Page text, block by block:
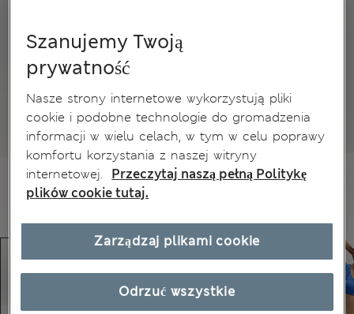
Szanujemy Twoją
prywatność
Nasze strony internetowe wykorzystują pliki
cookie i podobne technologie do gromadzenia
informacji w wielu celach, w tym w celu poprawy
komfortu korzystania z naszej witryny
internetowej.
Przeczytaj naszą pełną Politykę
plików cookie tutaj.
Odrzuć wszystkie
Zarządzaj plikami cookie